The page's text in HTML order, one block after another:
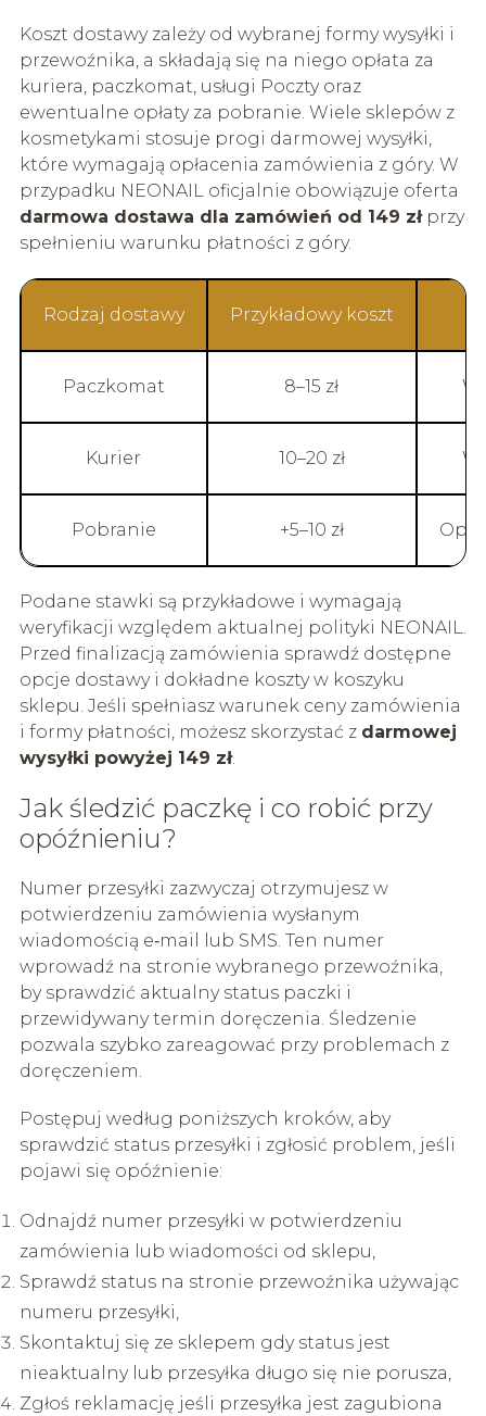
Koszt dostawy zależy od wybranej formy wysyłki i
przewoźnika, a składają się na niego opłata za
kuriera, paczkomat, usługi Poczty oraz
ewentualne opłaty za pobranie. Wiele sklepów z
kosmetykami stosuje progi darmowej wysyłki,
które wymagają opłacenia zamówienia z góry. W
przypadku NEONAIL oficjalnie obowiązuje oferta
darmowa dostawa dla zamówień od 149 złprzy
spełnieniu warunku płatności z góry.
Rodzaj dostawy Przykładowy koszt
Paczkomat 8–15 zł
Kurier 10–20 zł
Pobranie +5–10 zł
Podane stawki są przykładowe i wymagają
weryfikacji względem aktualnej polityki NEONAIL.
Przed finalizacją zamówienia sprawdź dostępne
opcje dostawy i dokładne koszty w koszyku
sklepu. Jeśli spełniasz warunek ceny zamówienia
i formy płatności, możesz skorzystać z darmowej
wysyłki powyżej 149 zł.
Jak śledzić paczkę i co robić przy
opóźnieniu?
Numer przesyłki zazwyczaj otrzymujesz w
potwierdzeniu zamówienia wysłanym
wiadomością e‑mail lub SMS. Ten numer
wprowadź na stronie wybranego przewoźnika,
by sprawdzić aktualny status paczki i
przewidywany termin doręczenia. Śledzenie
pozwala szybko zareagować przy problemach z
doręczeniem.
Postępuj według poniższych kroków, aby
sprawdzić status przesyłki i zgłosić problem, jeśli
pojawi się opóźnienie:
Odnajdź numer przesyłki w potwierdzeniu
zamówienia lub wiadomości od sklepu,
Sprawdź status na stronie przewoźnika używając
numeru przesyłki,
Skontaktuj się ze sklepem gdy status jest
nieaktualny lub przesyłka długo się nie porusza,
Zgłoś reklamację jeśli przesyłka jest zagubiona